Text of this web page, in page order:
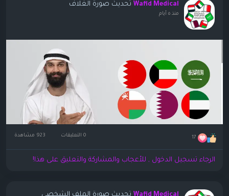
Wafid Medical تحديث صورة الغلاف
منذ ٥ أيام
17 0 التعليقات
الرجاء تسجيل الدخول , للأعجاب والمشاركة والتعليق على هذا!